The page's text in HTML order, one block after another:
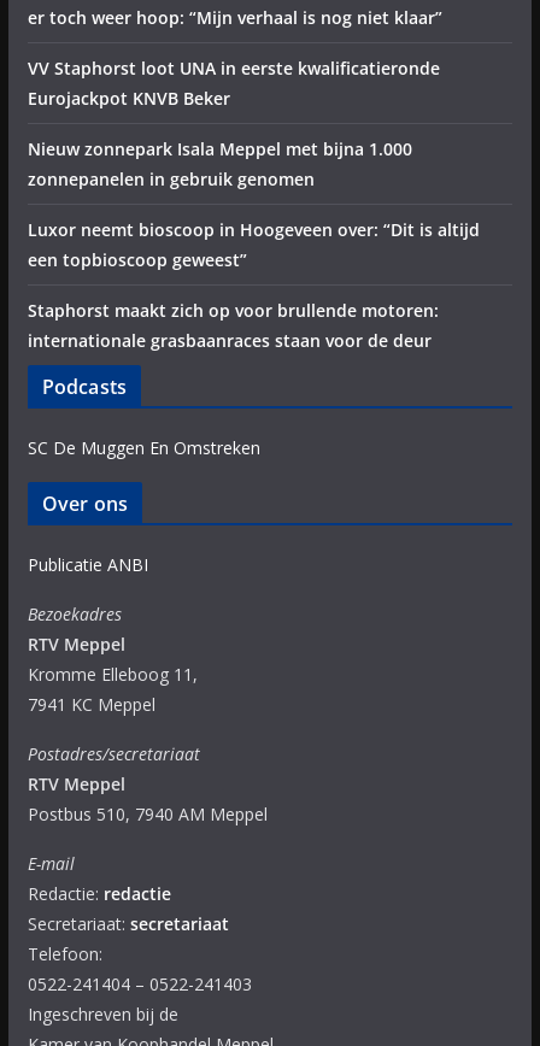
er toch weer hoop: “Mijn verhaal is nog niet klaar”
VV Staphorst loot UNA in eerste kwalificatieronde
Eurojackpot KNVB Beker
Nieuw zonnepark Isala Meppel met bijna 1.000
zonnepanelen in gebruik genomen
Luxor neemt bioscoop in Hoogeveen over: “Dit is altijd
een topbioscoop geweest”
Staphorst maakt zich op voor brullende motoren:
internationale grasbaanraces staan voor de deur
Podcasts
SC De Muggen En Omstreken
Over ons
Publicatie ANBI
Bezoekadres
RTV Meppel
Kromme Elleboog 11,
7941 KC Meppel
Postadres/secretariaat
RTV Meppel
Postbus 510, 7940 AM Meppel
E-mail
Redactie: redactie
Secretariaat: secretariaat
Telefoon:
0522-241404 – 0522-241403
Ingeschreven bij de